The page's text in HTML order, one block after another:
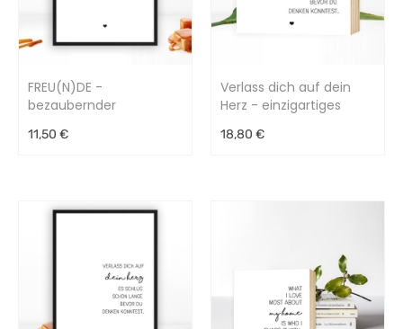
FREU(N)DE -
bezaubernder
11,50 €
Verlass dich auf dein
Herz - einzigartiges
18,80 €